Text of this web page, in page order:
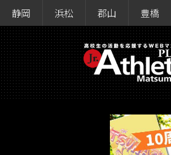
静岡 浜松 郡山 豊橋